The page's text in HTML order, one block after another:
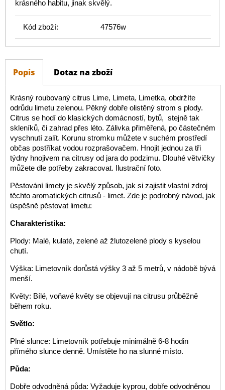
krásného habitu, jinak skvělý.
Kód zboží: 47576w
Popis Dotaz na zboží
Krásný roubovaný citrus Lime, Limeta, Limetka, obdržíte
odrůdu limetu zelenou. Pěkný dobře olistěný strom s plody.
Citrus se hodí do klasických domácností, bytů, stejně tak
skleníků, či zahrad přes léto. Zálivka přiměřená, po částečném
vyschnutí zalít. Korunu stromku můžete v suchém prostředí
občas postříkat vodou rozprašovačem. Hnojit jednou za tři
týdny hnojivem na citrusy od jara do podzimu. Dlouhé větvičky
můžete dle potřeby zakracovat. Ilustrační foto.
Pěstování limety je skvělý způsob, jak si zajistit vlastní zdroj
těchto aromatických citrusů - limet. Zde je podrobný návod, jak
úspěšně pěstovat limetu:
Charakteristika:
Plody: Malé, kulaté, zelené až žlutozelené plody s kyselou
chutí.
Výška: Limetovník dorůstá výšky 3 až 5 metrů, v nádobě bývá
menší.
Květy: Bílé, voňavé květy se objevují na citrusu průběžně
během roku.
Světlo:
Plné slunce: Limetovník potřebuje minimálně 6-8 hodin
přímého slunce denně. Umístěte ho na slunné místo.
Půda:
Dobře odvodněná půda: Vyžaduje kyprou, dobře odvodněnou